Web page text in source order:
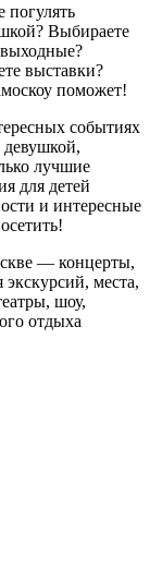
погулять
Выбираете
выставки?
поможет!
событиях
лучшие
для детей
и интересные
— концерты,
места,
шоу,
отдыха